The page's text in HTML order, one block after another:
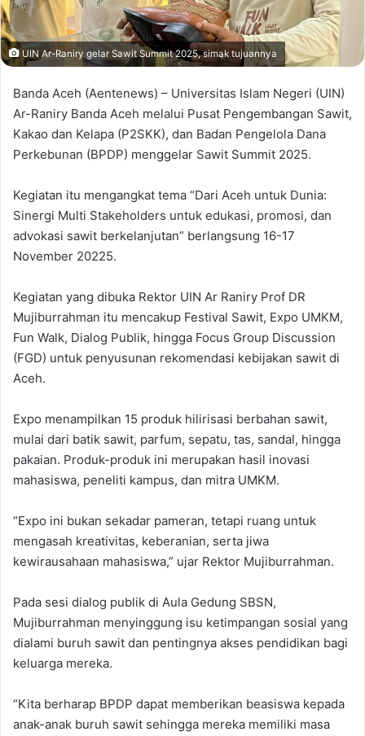
UIN Ar-Raniry gelar Sawit Summit 2025, simak tujuannya
Banda Aceh (Aentenews) – Universitas Islam Negeri (UIN)
Ar-Raniry Banda Aceh melalui Pusat Pengembangan Sawit,
Kakao dan Kelapa (P2SKK), dan Badan Pengelola Dana
Perkebunan (BPDP) menggelar Sawit Summit 2025.
Kegiatan itu mengangkat tema “Dari Aceh untuk Dunia:
Sinergi Multi Stakeholders untuk edukasi, promosi, dan
advokasi sawit berkelanjutan” berlangsung 16-17
November 20225.
Kegiatan yang dibuka Rektor UIN Ar Raniry Prof DR
Mujiburrahman itu mencakup Festival Sawit, Expo UMKM,
Fun Walk, Dialog Publik, hingga Focus Group Discussion
(FGD) untuk penyusunan rekomendasi kebijakan sawit di
Aceh.
Expo menampilkan 15 produk hilirisasi berbahan sawit,
mulai dari batik sawit, parfum, sepatu, tas, sandal, hingga
pakaian. Produk-produk ini merupakan hasil inovasi
mahasiswa, peneliti kampus, dan mitra UMKM.
“Expo ini bukan sekadar pameran, tetapi ruang untuk
mengasah kreativitas, keberanian, serta jiwa
kewirausahaan mahasiswa,” ujar Rektor Mujiburrahman.
Pada sesi dialog publik di Aula Gedung SBSN,
Mujiburrahman menyinggung isu ketimpangan sosial yang
dialami buruh sawit dan pentingnya akses pendidikan bagi
keluarga mereka.
“Kita berharap BPDP dapat memberikan beasiswa kepada
anak-anak buruh sawit sehingga mereka memiliki masa